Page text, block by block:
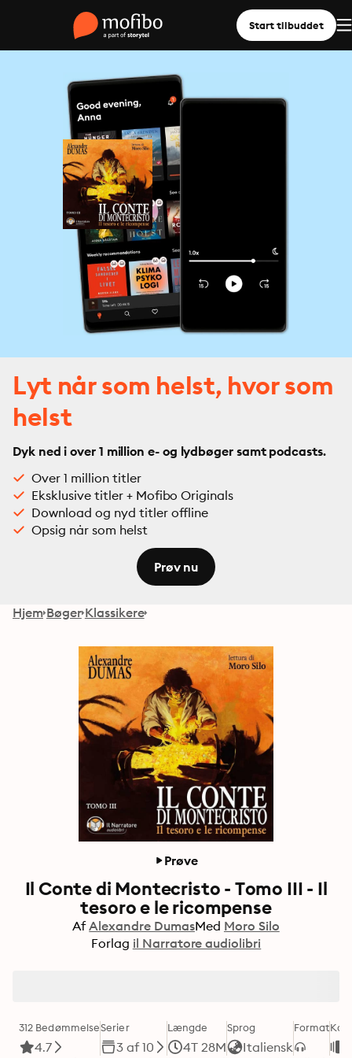
Start tilbuddet
Lyt når som helst, hvor som
helst
Dyk ned i over 1 million e- og lydbøger samt podcasts.
Over 1 million titler
Eksklusive titler + Mofibo Originals
Download og nyd titler offline
Opsig når som helst
Prøv nu
Hjem Bøger Klassikere
Prøve
Il Conte di Montecristo - Tomo III - Il
tesoro e le ricompense
Af Alexandre DumasMed Moro Silo
Forlag il Narratore audiolibri
312 Bedømmelse
4.7
Serier
3 af 10
Længde
4T 28M
Sprog
Italiensk
Format